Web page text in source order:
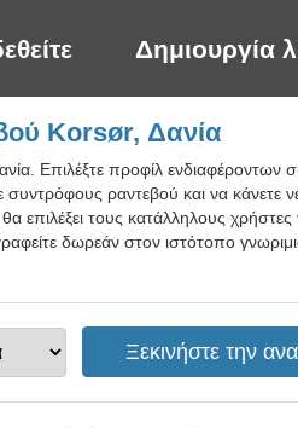
Δημιουργία
Korsør, Δανία
Επιλέξτε προφίλ ενδιαφέροντων
συντρόφους ραντεβού και να κάνετε
επιλέξει τους κατάλληλους
δωρεάν στον ιστότοπο